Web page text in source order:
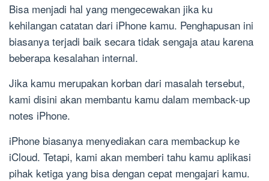
Bisa menjadi hal yang mengecewakan jika ku
kehilangan catatan dari iPhone kamu. Penghapusan ini
biasanya terjadi baik secara tidak sengaja atau karena
beberapa kesalahan internal.
Jika kamu merupakan korban dari masalah tersebut,
kami disini akan membantu kamu dalam memback-up
notes iPhone.
iPhone biasanya menyediakan cara membackup ke
iCloud. Tetapi, kami akan memberi tahu kamu aplikasi
pihak ketiga yang bisa dengan cepat mengajari kamu.